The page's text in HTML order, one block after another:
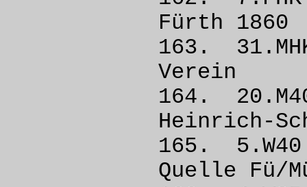
Fürth
163.
164.
Heinrich-
165.
Quelle